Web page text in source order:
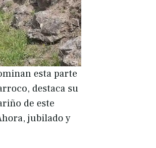
esta parte
destaca su
de este
jubilado y